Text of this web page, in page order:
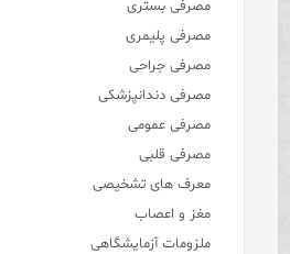
مصرفی بستری
مصرفی پلیمری
مصرفی جراحی
مصرفی دندانپزشکی
مصرفی عمومی
مصرفی قلبی
معرف های تشخیصی
مغز و اعصاب
ملزومات آزمایشگاهی